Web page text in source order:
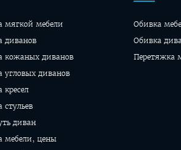
мягкой мебели
диванов
кожаных диванов
угловых диванов
кресел
стульев
диван
мебели, цены
Обивка
Oбивка
Перетяжка